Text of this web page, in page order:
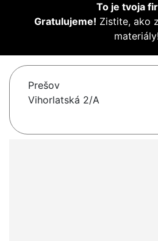
To je tvoja
Gratulujeme! Zistite, ako
materiály!
Prešov
Vihorlatská 2/A